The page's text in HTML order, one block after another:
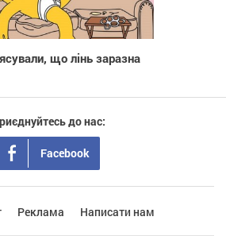
1 397
що лінь заразна
до нас:
Facebook
Реклама Написати нам